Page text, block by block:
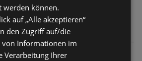
werden können.
auf „Alle akzeptieren“
den Zugriff auf/die
von Informationen im
Verarbeitung Ihrer